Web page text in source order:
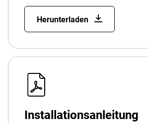
Herunterladen
Installationsanleitung